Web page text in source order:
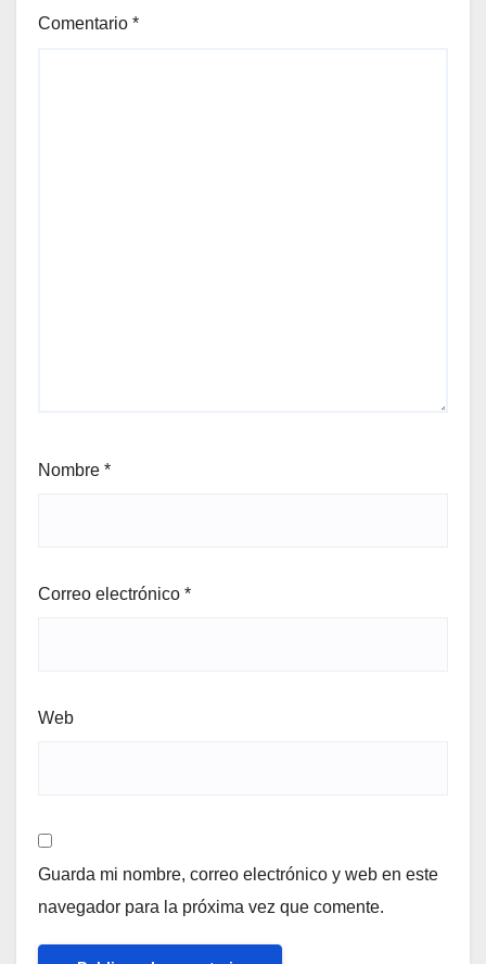
Comentario *
Nombre *
Correo electrónico *
Web
Guarda mi nombre, correo electrónico y web en este
navegador para la próxima vez que comente.